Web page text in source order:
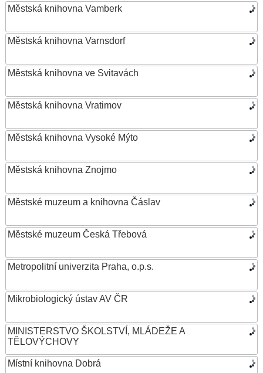
Městská knihovna Vamberk
Městská knihovna Varnsdorf
Městská knihovna ve Svitavách
Městská knihovna Vratimov
Městská knihovna Vysoké Mýto
Městská knihovna Znojmo
Městské muzeum a knihovna Čáslav
Městské muzeum Česká Třebová
Metropolitní univerzita Praha, o.p.s.
Mikrobiologický ústav AV ČR
MINISTERSTVO ŠKOLSTVÍ, MLÁDEŽE A
TĚLOVÝCHOVY
Místní knihovna Dobrá